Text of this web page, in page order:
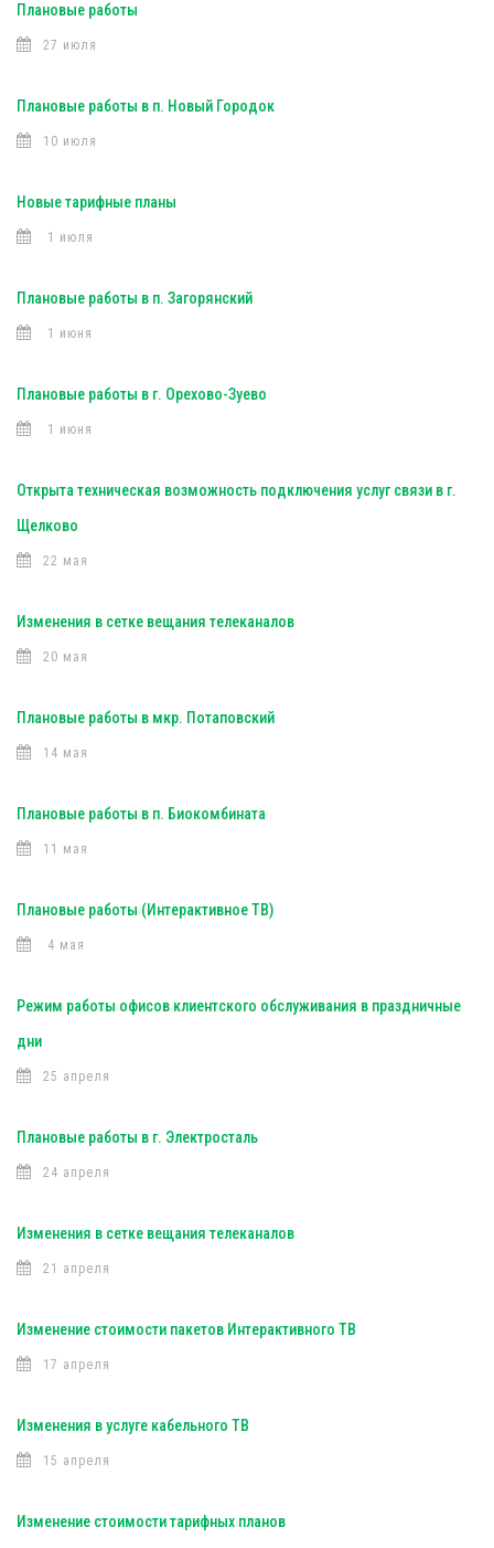
Плановые работы
27 июля
Плановые работы в п. Новый Городок
10 июля
Новые тарифные планы
1 июля
Плановые работы в п. Загорянский
1 июня
Плановые работы в г. Орехово-Зуево
1 июня
Открыта техническая возможность подключения услуг связи в г.
Щелково
22 мая
Изменения в сетке вещания телеканалов
20 мая
Плановые работы в мкр. Потаповский
14 мая
Плановые работы в п. Биокомбината
11 мая
Плановые работы (Интерактивное ТВ)
4 мая
Режим работы офисов клиентского обслуживания в праздничные
дни
25 апреля
Плановые работы в г. Электросталь
24 апреля
Изменения в сетке вещания телеканалов
21 апреля
Изменение стоимости пакетов Интерактивного ТВ
17 апреля
Изменения в услуге кабельного ТВ
15 апреля
Изменение стоимости тарифных планов